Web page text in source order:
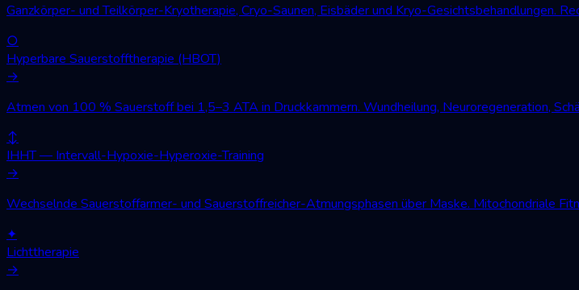
Ganzkörper- und Teilkörper-Kryotherapie, Cryo-Saunen, Eisbäder und Kryo-Gesichtsbehandlungen.
○
Hyperbare Sauerstofftherapie (HBOT)
→
Atmen von 100 % Sauerstoff bei 1,5–3 ATA in Druckkammern. Wundheilung, Neuroregeneration,
↕
IHHT — Intervall-Hypoxie-Hyperoxie-Training
→
Wechselnde Sauerstoffarmer- und Sauerstoffreicher-Atmungsphasen über Maske. Mitochondriale
✦
Lichttherapie
→